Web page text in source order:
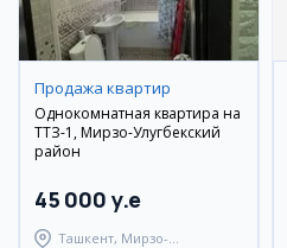
Продажа квартир
Однокомнатная квартира на
ТТЗ-1, Мирзо-Улугбекский
район
45 000 y.e
Ташкент, Мирзо-